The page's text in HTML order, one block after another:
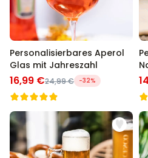
Personalisierbares Aperol
Glas mit Jahreszahl
16,99 €24,99 € -32%